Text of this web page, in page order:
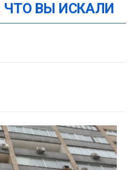
ЧТО ВЫ ИСКАЛИ